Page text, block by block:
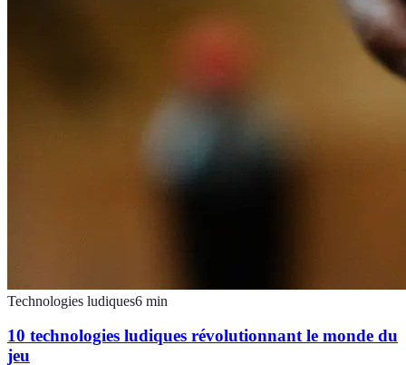
Technologies ludiques6 min
10 technologies ludiques révolutionnant le monde du
jeu